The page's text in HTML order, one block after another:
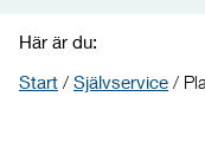
Här är du:
Start / Självservice /